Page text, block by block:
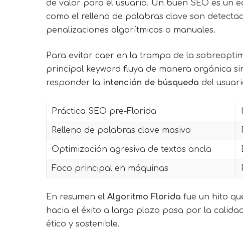
de valor para el usuario. Un buen SEO es un
como el relleno de palabras clave son
penalizaciones algorítmicas o manuales.
Para evitar caer en la trampa de la
principal keyword fluya de manera orgánica
responder la intención de búsqueda del
Práctica SEO pre-Florida
Relleno de palabras clave masivo
Optimización agresiva de textos ancla
Foco principal en máquinas
En resumen el Algoritmo Florida fue un hito
hacia el éxito a largo plazo pasa por la
ético y sostenible.